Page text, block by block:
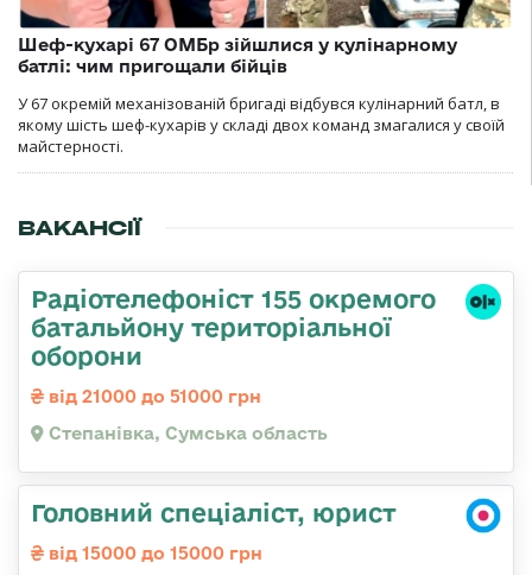
Шеф-кухарі 67 ОМБр зійшлися у кулінарному
батлі: чим пригощали бійців
У 67 окремій механізованій бригаді відбувся кулінарний батл, в
якому шість шеф-кухарів у складі двох команд змагалися у своїй
майстерності.
ВАКАНСІЇ
Радіотелефоніст 155 окремого
батальйону територіальної
оборони
від 21000 до 51000 грн
Степанівка, Сумська область
Головний спеціаліст, юрист
від 15000 до 15000 грн